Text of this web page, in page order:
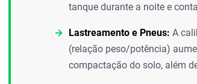
tanque durante a noite e
Lastreamento e Pneus: A
(relação peso/potência)
compactação do solo, além